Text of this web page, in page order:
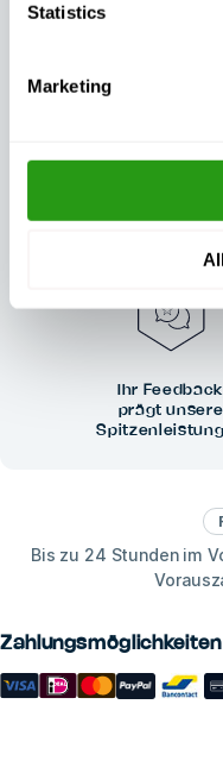
Statistics
Marketing
Bis zu 24 Stunden im
Zahlungsmöglichkeiten
Immer
Ihr Feedback
prägt unsere